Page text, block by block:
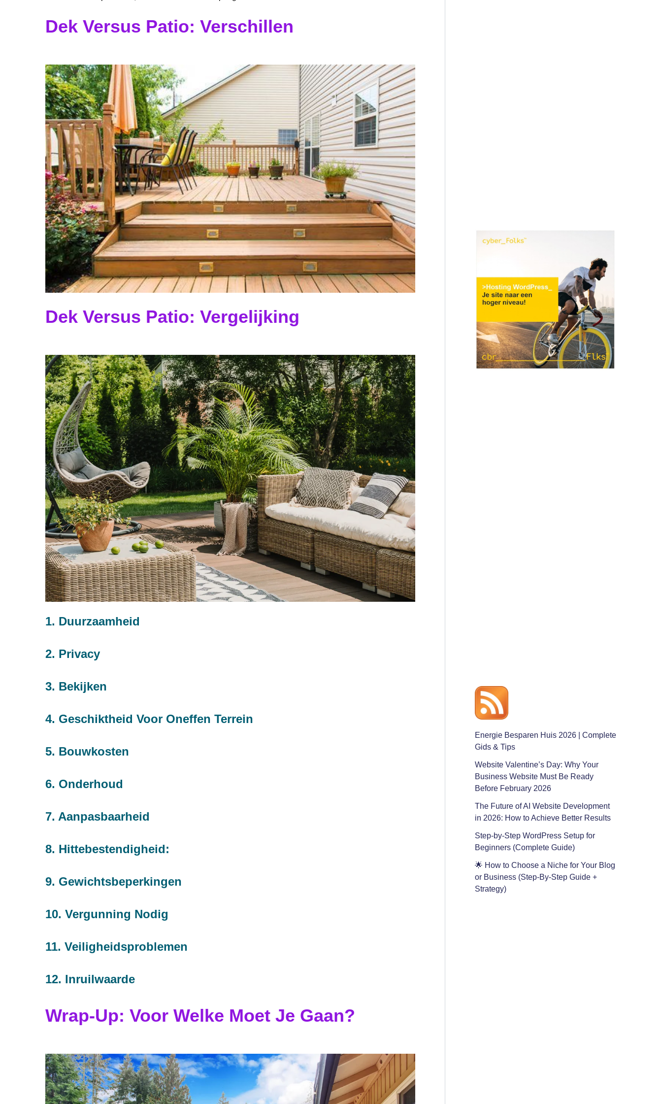
Dek Versus Patio: Verschillen
Dek Versus Patio: Vergelijking
1. Duurzaamheid
2. Privacy
3. Bekijken
4. Geschiktheid Voor Oneffen Terrein
5. Bouwkosten
6. Onderhoud
7. Aanpasbaarheid
8. Hittebestendigheid:
9. Gewichtsbeperkingen
10. Vergunning Nodig
11. Veiligheidsproblemen
12. Inruilwaarde
Wrap-Up: Voor Welke Moet Je Gaan?
Energie Besparen Huis 2026 | Complete
Gids & Tips
Website Valentine’s Day: Why Your
Business Website Must Be Ready
Before February 2026
The Future of AI Website Development
in 2026: How to Achieve Better Results
Step-by-Step WordPress Setup for
Beginners (Complete Guide)
🌟 How to Choose a Niche for Your Blog
or Business (Step-By-Step Guide +
Strategy)